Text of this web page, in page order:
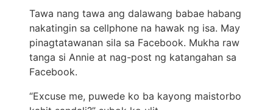
Tawa nang tawa ang dalawang babae habang
nakatingin sa cellphone na hawak ng isa. May
pinagtatawanan sila sa Facebook. Mukha raw
tanga si Annie at nag-post ng katangahan sa
Facebook.
“Excuse me, puwede ko ba kayong maistorbo